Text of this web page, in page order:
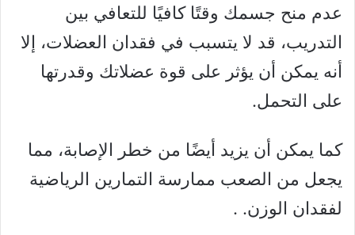
عدم منح جسمك وقتًا كافيًا للتعافي بين
التدريب، قد لا يتسبب في فقدان العضلات، إلا
أنه يمكن أن يؤثر على قوة عضلاتك وقدرتها
على التحمل.
كما يمكن أن يزيد أيضًا من خطر الإصابة، مما
يجعل من الصعب ممارسة التمارين الرياضية
لفقدان الوزن. .